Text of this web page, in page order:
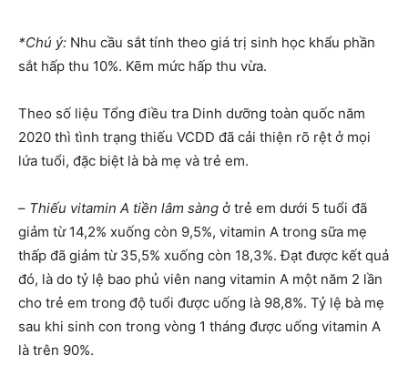
*Chú ý: Nhu cầu sắt tính theo giá trị sinh học khẩu phần
sắt hấp thu 10%. Kẽm mức hấp thu vừa.
Theo số liệu Tổng điều tra Dinh dưỡng toàn quốc năm
2020 thì tình trạng thiếu VCDD đã cải thiện rõ rệt ở mọi
lứa tuổi, đặc biệt là bà mẹ và trẻ em.
– Thiếu vitamin A tiền lâm sàng ở trẻ em dưới 5 tuổi đã
giảm từ 14,2% xuống còn 9,5%, vitamin A trong sữa mẹ
thấp đã giảm từ 35,5% xuống còn 18,3%. Đạt được kết quả
đó, là do tỷ lệ bao phủ viên nang vitamin A một năm 2 lần
cho trẻ em trong độ tuổi được uống là 98,8%. Tỷ lệ bà mẹ
sau khi sinh con trong vòng 1 tháng được uống vitamin A
là trên 90%.